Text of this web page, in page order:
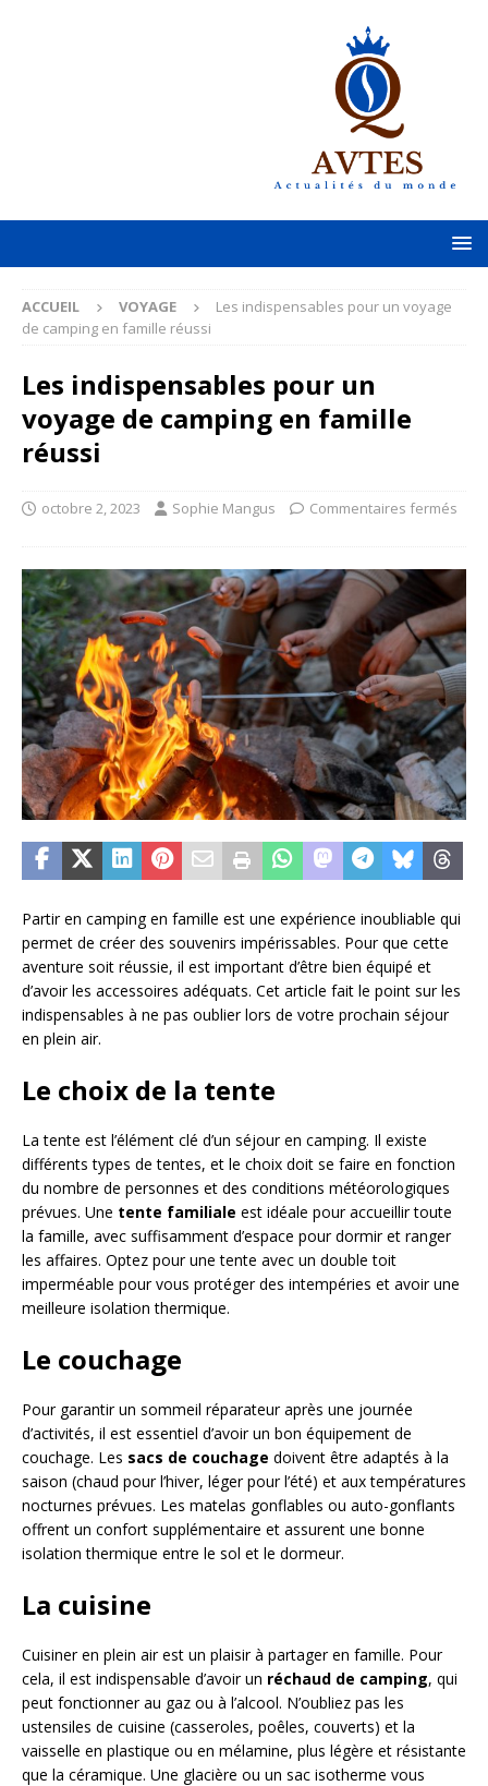
ACCUEIL VOYAGE
Les indispensables pour un voyage
de camping en famille réussi
Les indispensables pour un
voyage de camping en famille
réussi
octobre 2, 2023 Sophie Mangus Commentaires fermés
Partir en camping en famille est une expérience inoubliable qui
permet de créer des souvenirs impérissables. Pour que cette
aventure soit réussie, il est important d’être bien équipé et
d’avoir les accessoires adéquats. Cet article fait le point sur les
indispensables à ne pas oublier lors de votre prochain séjour
en plein air.
Le choix de la tente
La tente est l’élément clé d’un séjour en camping. Il existe
différents types de tentes, et le choix doit se faire en fonction
du nombre de personnes et des conditions météorologiques
prévues. Une tente familiale est idéale pour accueillir toute
la famille, avec suffisamment d’espace pour dormir et ranger
les affaires. Optez pour une tente avec un double toit
imperméable pour vous protéger des intempéries et avoir une
meilleure isolation thermique.
Le couchage
Pour garantir un sommeil réparateur après une journée
d’activités, il est essentiel d’avoir un bon équipement de
couchage. Les sacs de couchage doivent être adaptés à la
saison (chaud pour l’hiver, léger pour l’été) et aux températures
nocturnes prévues. Les matelas gonflables ou auto-gonflants
offrent un confort supplémentaire et assurent une bonne
isolation thermique entre le sol et le dormeur.
La cuisine
Cuisiner en plein air est un plaisir à partager en famille. Pour
cela, il est indispensable d’avoir un réchaud de camping, qui
peut fonctionner au gaz ou à l’alcool. N’oubliez pas les
ustensiles de cuisine (casseroles, poêles, couverts) et la
vaisselle en plastique ou en mélamine, plus légère et résistante
que la céramique. Une glacière ou un sac isotherme vous